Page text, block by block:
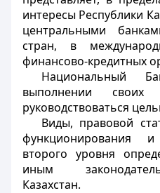
интересы Республики
центральными
стран, в
финансово-кредитных
Национальный
выполнении
руководствоваться
Виды, правовой
функционирования
второго уровня
иным
Казахстан.